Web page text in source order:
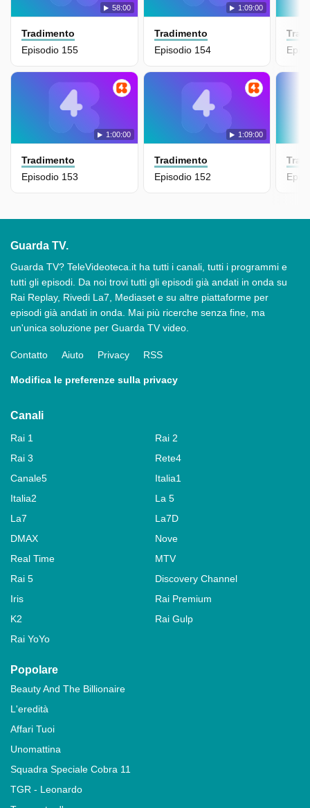
58:00
Tradimento
Episodio 155
1:09:00
Tradimento
Episodio 154
1:00:00
Tradimento
Episodio 153
1:09:00
Tradimento
Episodio 152
Guarda TV.
Guarda TV? TeleVideoteca.it ha tutti i canali, tutti i programmi e
tutti gli episodi. Da noi trovi tutti gli episodi già andati in onda su
Rai Replay, Rivedi La7, Mediaset e su altre piattaforme per
episodi già andati in onda. Mai più ricerche senza fine, ma
un'unica soluzione per Guarda TV video.
Contatto Aiuto Privacy RSS
Modifica le preferenze sulla privacy
Canali
Rai 1
Rai 2
Rai 3
Rete4
Canale5
Italia1
Italia2
La 5
La7
La7D
DMAX
Nove
Real Time
MTV
Rai 5
Discovery Channel
Iris
Rai Premium
K2
Rai Gulp
Rai YoYo
Popolare
Beauty And The Billionaire
L'eredità
Affari Tuoi
Unomattina
Squadra Speciale Cobra 11
TGR - Leonardo